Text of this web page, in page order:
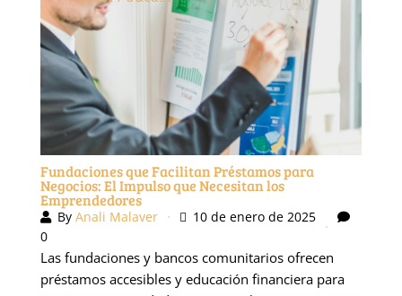
Podcast
Podcast
Fundaciones que Facilitan Préstamos para
Negocios: El Impulso que Necesitan los
Emprendedores
0
Las fundaciones y bancos comunitarios ofrecen